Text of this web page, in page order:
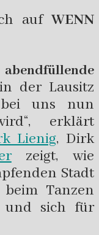
aufWENN
abendfüllende
der Lausitz
uns nun
erklärt
Lienig, Dirk
zeigt, wie
Stadt
Tanzen
und sich für